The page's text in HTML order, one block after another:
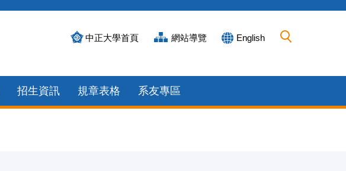
中正大學首頁 網站導覽 English
招生資訊 規章表格 系友專區